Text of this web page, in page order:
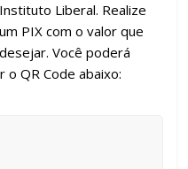
Instituto Liberal. Realize
um PIX com o valor que
desejar. Você poderá
o QR Code abaixo: